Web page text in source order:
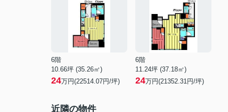
6階
10.66坪 (35.26㎡)
24万円(22514.07円/坪)
6階
11.24坪 (37.18㎡)
24万円(21352.31円/坪)
近隣の物件